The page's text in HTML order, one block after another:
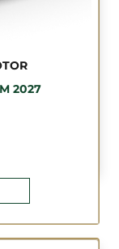
2027